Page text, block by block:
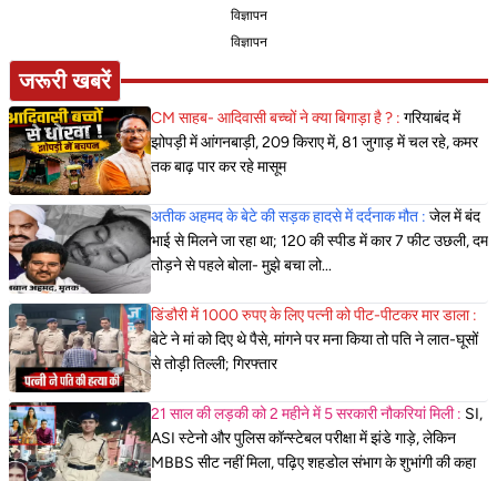
विज्ञापन
विज्ञापन
जरूरी खबरें
CM साहब- आदिवासी बच्चों ने क्या बिगाड़ा है ? : गरियाबंद में
झोपड़ी में आंगनबाड़ी, 209 किराए में, 81 जुगाड़ में चल रहे, कमर
तक बाढ़ पार कर रहे मासूम
अतीक अहमद के बेटे की सड़क हादसे में दर्दनाक मौत : जेल में बंद
भाई से मिलने जा रहा था; 120 की स्पीड में कार 7 फीट उछली, दम
तोड़ने से पहले बोला- मुझे बचा लो...
डिंडौरी में 1000 रुपए के लिए पत्नी को पीट-पीटकर मार डाला :
बेटे ने मां को दिए थे पैसे, मांगने पर मना किया तो पति ने लात-घूसों
से तोड़ी तिल्ली; गिरफ्तार
21 साल की लड़की को 2 महीने में 5 सरकारी नौकरियां मिली : SI,
ASI स्टेनो और पुलिस कॉन्स्टेबल परीक्षा में झंडे गाड़े, लेकिन
MBBS सीट नहीं मिला, पढ़िए शहडोल संभाग के शुभांगी की कहा